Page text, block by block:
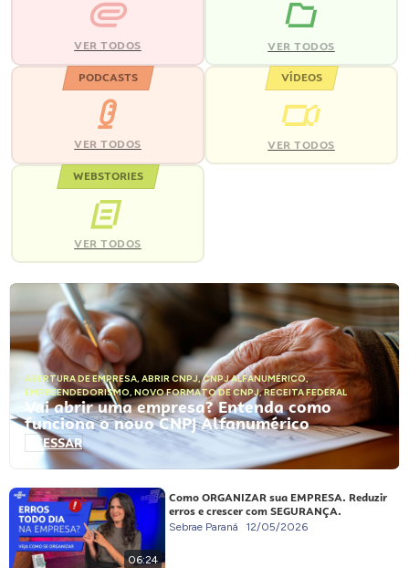
VER TODOS VER TODOS
PODCASTS
VER TODOS
VÍDEOS
VER TODOS
WEBSTORIES
VER TODOS
ABERTURA DE EMPRESA, ABRIR CNPJ,CNPJ ALFANUMÉRICO,
EMPREENDEDORISMO, NOVO FORMATO DE CNPJ,RECEITA FEDERAL
Vai abrir uma empresa? Entenda como
funciona o novo CNPJ Alfanumérico
ACESSAR
06:24
Como ORGANIZAR sua EMPRESA. Reduzir
erros e crescer com SEGURANÇA.
Sebrae Paraná 12/05/2026